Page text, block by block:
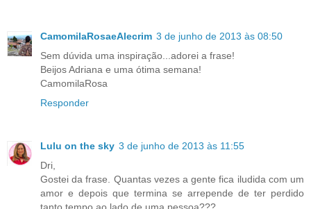
CamomilaRosaeAlecrim 3 de junho de 2013 às 08:50
Sem dúvida uma inspiração...adorei a frase!
Beijos Adriana e uma ótima semana!
CamomilaRosa
Responder
Lulu on the sky 3 de junho de 2013 às 11:55
Dri,
Gostei da frase. Quantas vezes a gente fica iludida com um
amor e depois que termina se arrepende de ter perdido